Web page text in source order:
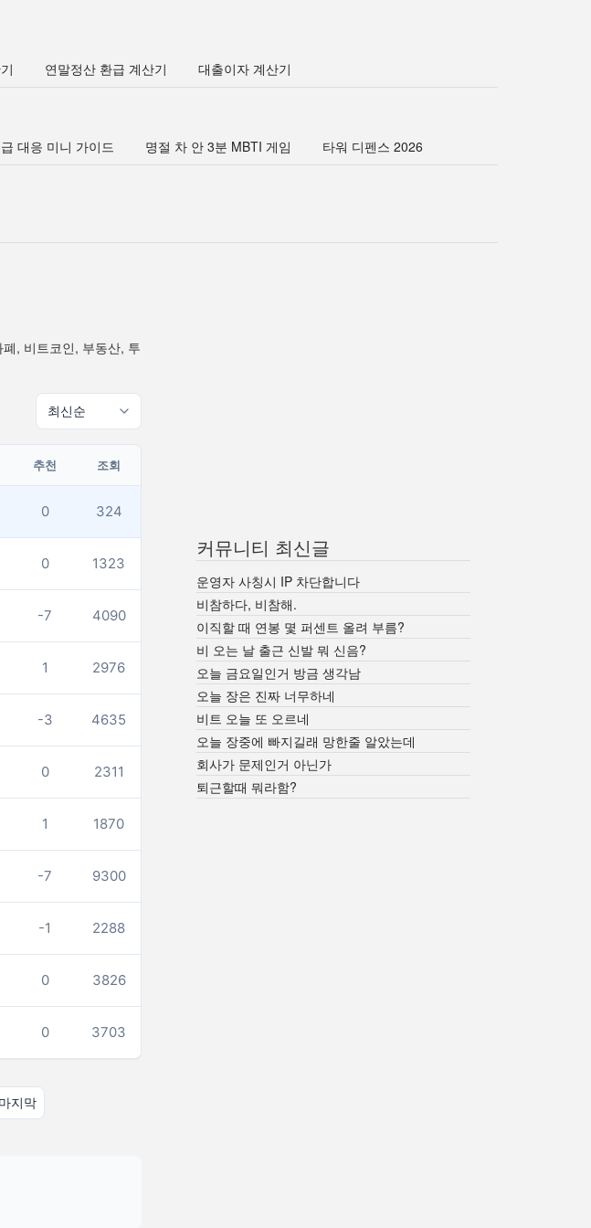
연말정산 환급 계산기 대출이자 계산기
대응 미니 가이드 명절 차 안 3분 MBTI 게임 타워 디펜스 2026
, 비트코인, 부동산, 투
추천 조회
0 324
0 1323
-7 4090
1 2976
-3 4635
0 2311
1 1870
-7 9300
-1 2288
0 3826
0 3703
마지막
커뮤니티 최신글
운영자 사칭시 IP 차단합니다
비참하다, 비참해.
이직할 때 연봉 몇 퍼센트 올려 부름?
비 오는 날 출근 신발 뭐 신음?
오늘 금요일인거 방금 생각남
오늘 장은 진짜 너무하네
비트 오늘 또 오르네
오늘 장중에 빠지길래 망한줄 알았는데
회사가 문제인거 아닌가
퇴근할때 뭐라함?